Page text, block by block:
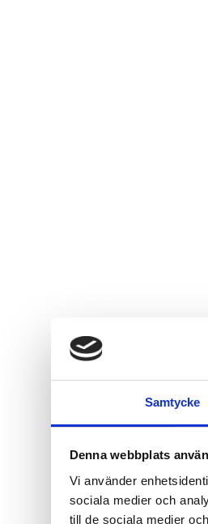
Samtycke
Denna webbplats
Vi använder
sociala medier och
till de sociala medier